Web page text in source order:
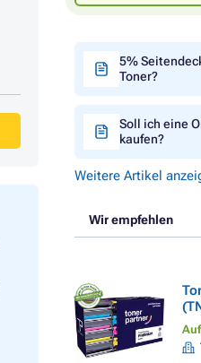
5%
Toner?
Soll ich eine
kaufen?
Weitere Artikel
Wir empfehlen